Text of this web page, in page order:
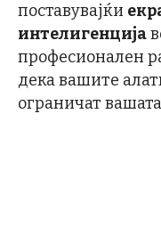
поставувајќи
интелигенција
професионален
дека вашите
ограничат